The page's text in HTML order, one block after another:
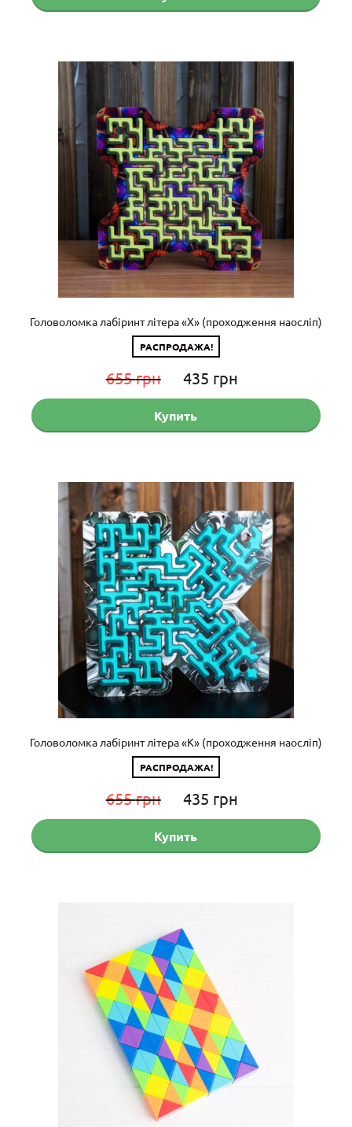
составляла435 грн.
Головоломка лабіринт літера «X» (проходження наосліп)
РАСПРОДАЖА!
655грн
Первоначальная
цена
составляла
435 грн
цена:
435 грн.
Купить
Головоломка лабіринт літера «K» (проходження наосліп)
РАСПРОДАЖА!
655грн
Первоначальная
цена
составляла
435 грн
цена:
435 грн.
Купить